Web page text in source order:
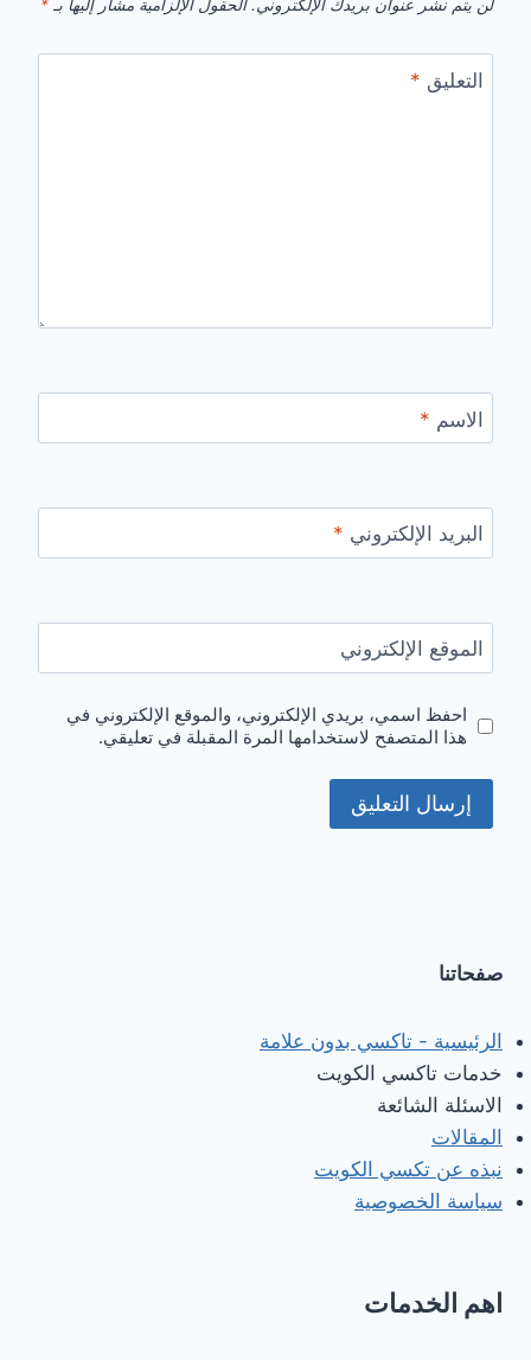
لن يتم نشر عنوان بريدك الإلكتروني. الحقول الإلزامية مشار إليها بـ *
التعليق *
الاسم *
البريد الإلكتروني *
الموقع الإلكتروني
احفظ اسمي، بريدي الإلكتروني، والموقع الإلكتروني في
هذا المتصفح لاستخدامها المرة المقبلة في تعليقي.
صفحاتنا
الرئيسية - تاكسي بدون علامة
خدمات تاكسي الكويت
الاسئلة الشائعة
المقالات
نبذه عن تكسي الكويت
سياسة الخصوصية
اهم الخدمات